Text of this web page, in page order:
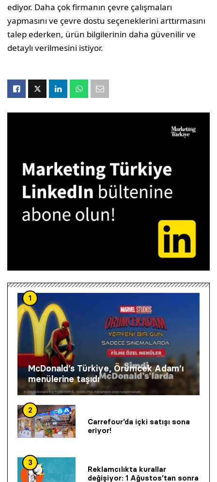
ediyor. Daha çok firmanın çevre çalışmaları
yapmasını ve çevre dostu seçeneklerini arttırmasını
talep ederken, ürün bilgilerinin daha güvenilir ve
detaylı verilmesini istiyor.
1
McDonald’s Türkiye, Örümcek Adam’ı
menülerine taşıdı
2
Carrefour’da içki satışı sona
eriyor!
3
Reklamcılıkta kurallar
değişiyor: 1 Ağustos’tan sonra